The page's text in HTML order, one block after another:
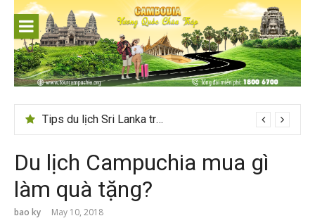
content
Tips du lịch Sri Lanka trọn vẹn cho người mới
Du lịch Campuchia mua gì
làm quà tặng?
bao ky May 10, 2018